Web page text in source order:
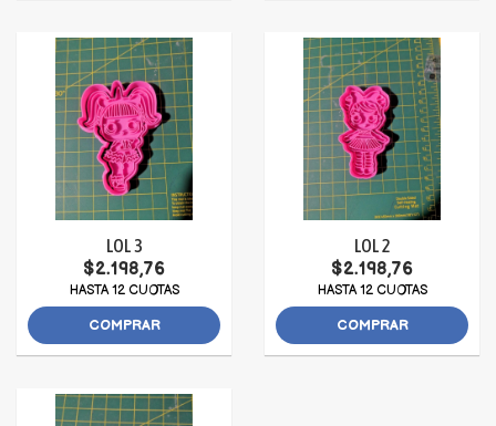
LOL 3
$2.198,76
HASTA 12 CUOTAS
COMPRAR
LOL 2
$2.198,76
HASTA 12 CUOTAS
COMPRAR